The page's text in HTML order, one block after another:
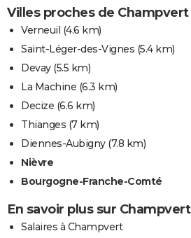
Villes proches de Champvert
Verneuil (4.6 km)
Saint-Léger-des-Vignes (5.4 km)
Devay(5.5 km)
La Machine (6.3 km)
Decize (6.6 km)
Thianges (7 km)
Diennes-Aubigny(7.8 km)
Nièvre
Bourgogne-Franche-Comté
En savoir plus sur Champvert
Salaires à Champvert